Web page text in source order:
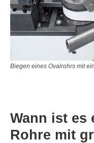
Biegen eines Ovalrohrs mit
Wann ist es
Rohre mit